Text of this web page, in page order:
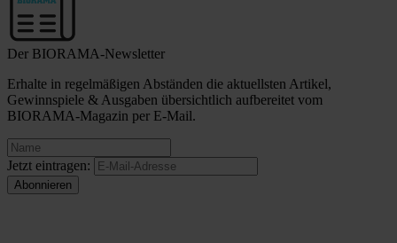
Der BIORAMA-Newsletter
Erhalte in regelmäßigen Abständen die aktuellsten Artikel,
Gewinnspiele & Ausgaben übersichtlich aufbereitet vom
BIORAMA-Magazin per E-Mail.
Jetzt eintragen: